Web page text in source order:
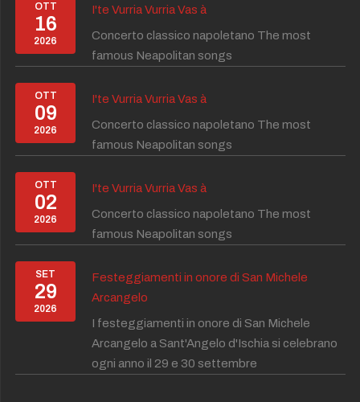
OTT
16
2026
I'te Vurria Vurria Vas à
Concerto classico napoletano The most
famous Neapolitan songs
OTT
09
2026
I'te Vurria Vurria Vas à
Concerto classico napoletano The most
famous Neapolitan songs
OTT
02
2026
I'te Vurria Vurria Vas à
Concerto classico napoletano The most
famous Neapolitan songs
SET
29
2026
Festeggiamenti in onore di San Michele
Arcangelo
I festeggiamenti in onore di San Michele
Arcangelo a Sant'Angelo d'Ischia si celebrano
ogni anno il 29 e 30 settembre